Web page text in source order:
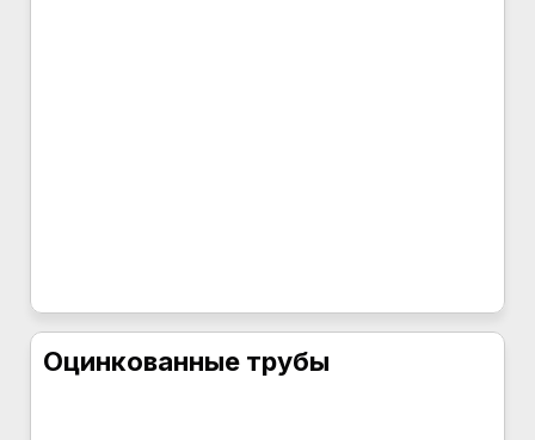
Оцинкованные трубы